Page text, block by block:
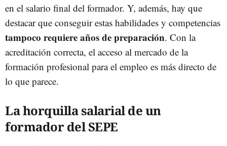
en el salario final del formador. Y, además, hay que
destacar que conseguir estas habilidades y competencias
tampoco requiere años de preparación. Con la
acreditación correcta, el acceso al mercado de la
formación profesional para el empleo es más directo de
lo que parece.
La horquilla salarial de un
formador del SEPE